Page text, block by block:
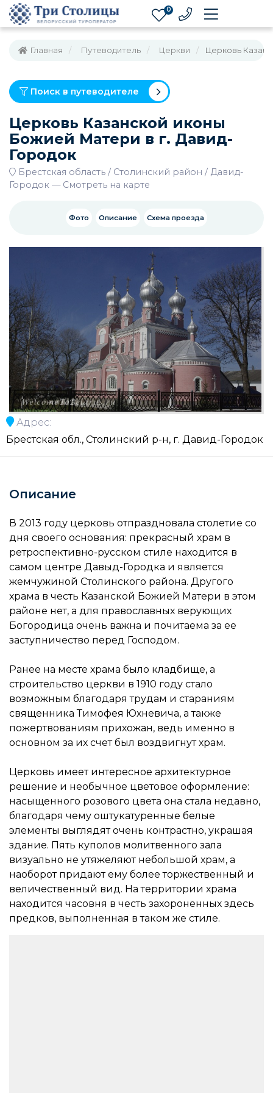
0
Главная Путеводитель Церкви Церковь
Поиск в путеводителе
Церковь Казанской иконы
Божией Матери в г. Давид-
Городок
Брестская область Столинский район
Давид-
Городок — Смотреть на карте
Фото Описание Схема проезда
Адрес:
Брестская обл., Столинский р-н, г. Давид-Городок
Описание
В 2013 году церковь отпраздновала столетие со
дня своего основания: прекрасный храм в
ретроспективно-русском стиле находится в
самом центре Давыд-Городка и является
жемчужиной Столинского района. Другого
храма в честь Казанской Божией Матери в этом
районе нет, а для православных верующих
Богородица очень важна и почитаема за ее
заступничество перед Господом.
Ранее на месте храма было кладбище, а
строительство церкви в 1910 году стало
возможным благодаря трудам и стараниям
священника Тимофея Юхневича, а также
пожертвованиям прихожан, ведь именно в
основном за их счет был воздвигнут храм.
Церковь имеет интересное архитектурное
решение и необычное цветовое оформление:
насыщенного розового цвета она стала недавно,
благодаря чему оштукатуренные белые
элементы выглядят очень контрастно, украшая
здание. Пять куполов молитвенного зала
визуально не утяжеляют небольшой храм, а
наоборот придают ему более торжественный и
величественный вид. На территории храма
находится часовня в честь захороненных здесь
предков, выполненная в таком же стиле.